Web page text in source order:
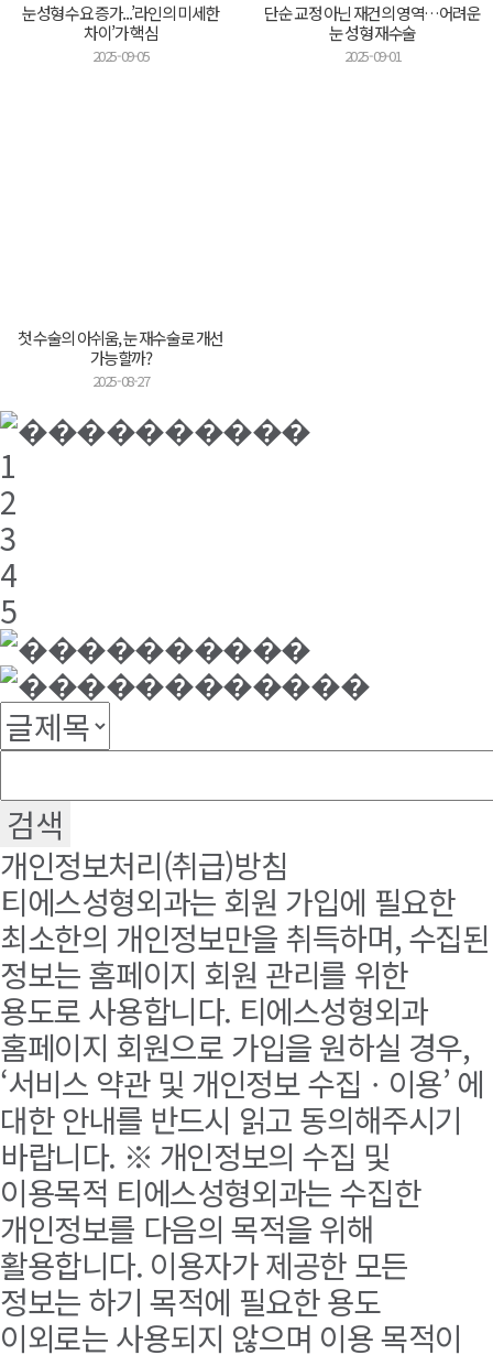
눈성형 수요 증가...’라인의 미세한
차이’가 핵심
2025-09-05
단순 교정 아닌 재건의 영역…어려운
눈 성형 재수술
2025-09-01
첫 수술의 아쉬움, 눈 재수술로 개선
가능할까?
2025-08-27
1
2
3
4
5
개인정보처리(취급)방침
티에스성형외과는 회원 가입에 필요한
최소한의 개인정보만을 취득하며, 수집된
정보는 홈페이지 회원 관리를 위한
용도로 사용합니다. 티에스성형외과
홈페이지 회원으로 가입을 원하실 경우,
‘서비스 약관 및 개인정보 수집ㆍ이용’ 에
대한 안내를 반드시 읽고 동의해주시기
바랍니다. ※ 개인정보의 수집 및
이용목적 티에스성형외과는 수집한
개인정보를 다음의 목적을 위해
활용합니다. 이용자가 제공한 모든
정보는 하기 목적에 필요한 용도
이외로는 사용되지 않으며 이용 목적이